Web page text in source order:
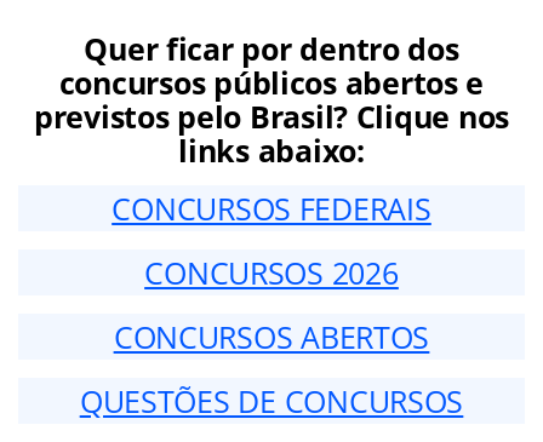
Quer ficar por dentro dos
concursos públicos abertos e
previstos pelo Brasil? Clique nos
links abaixo:
CONCURSOS FEDERAIS
CONCURSOS 2026
CONCURSOS ABERTOS
QUESTÕES DE CONCURSOS